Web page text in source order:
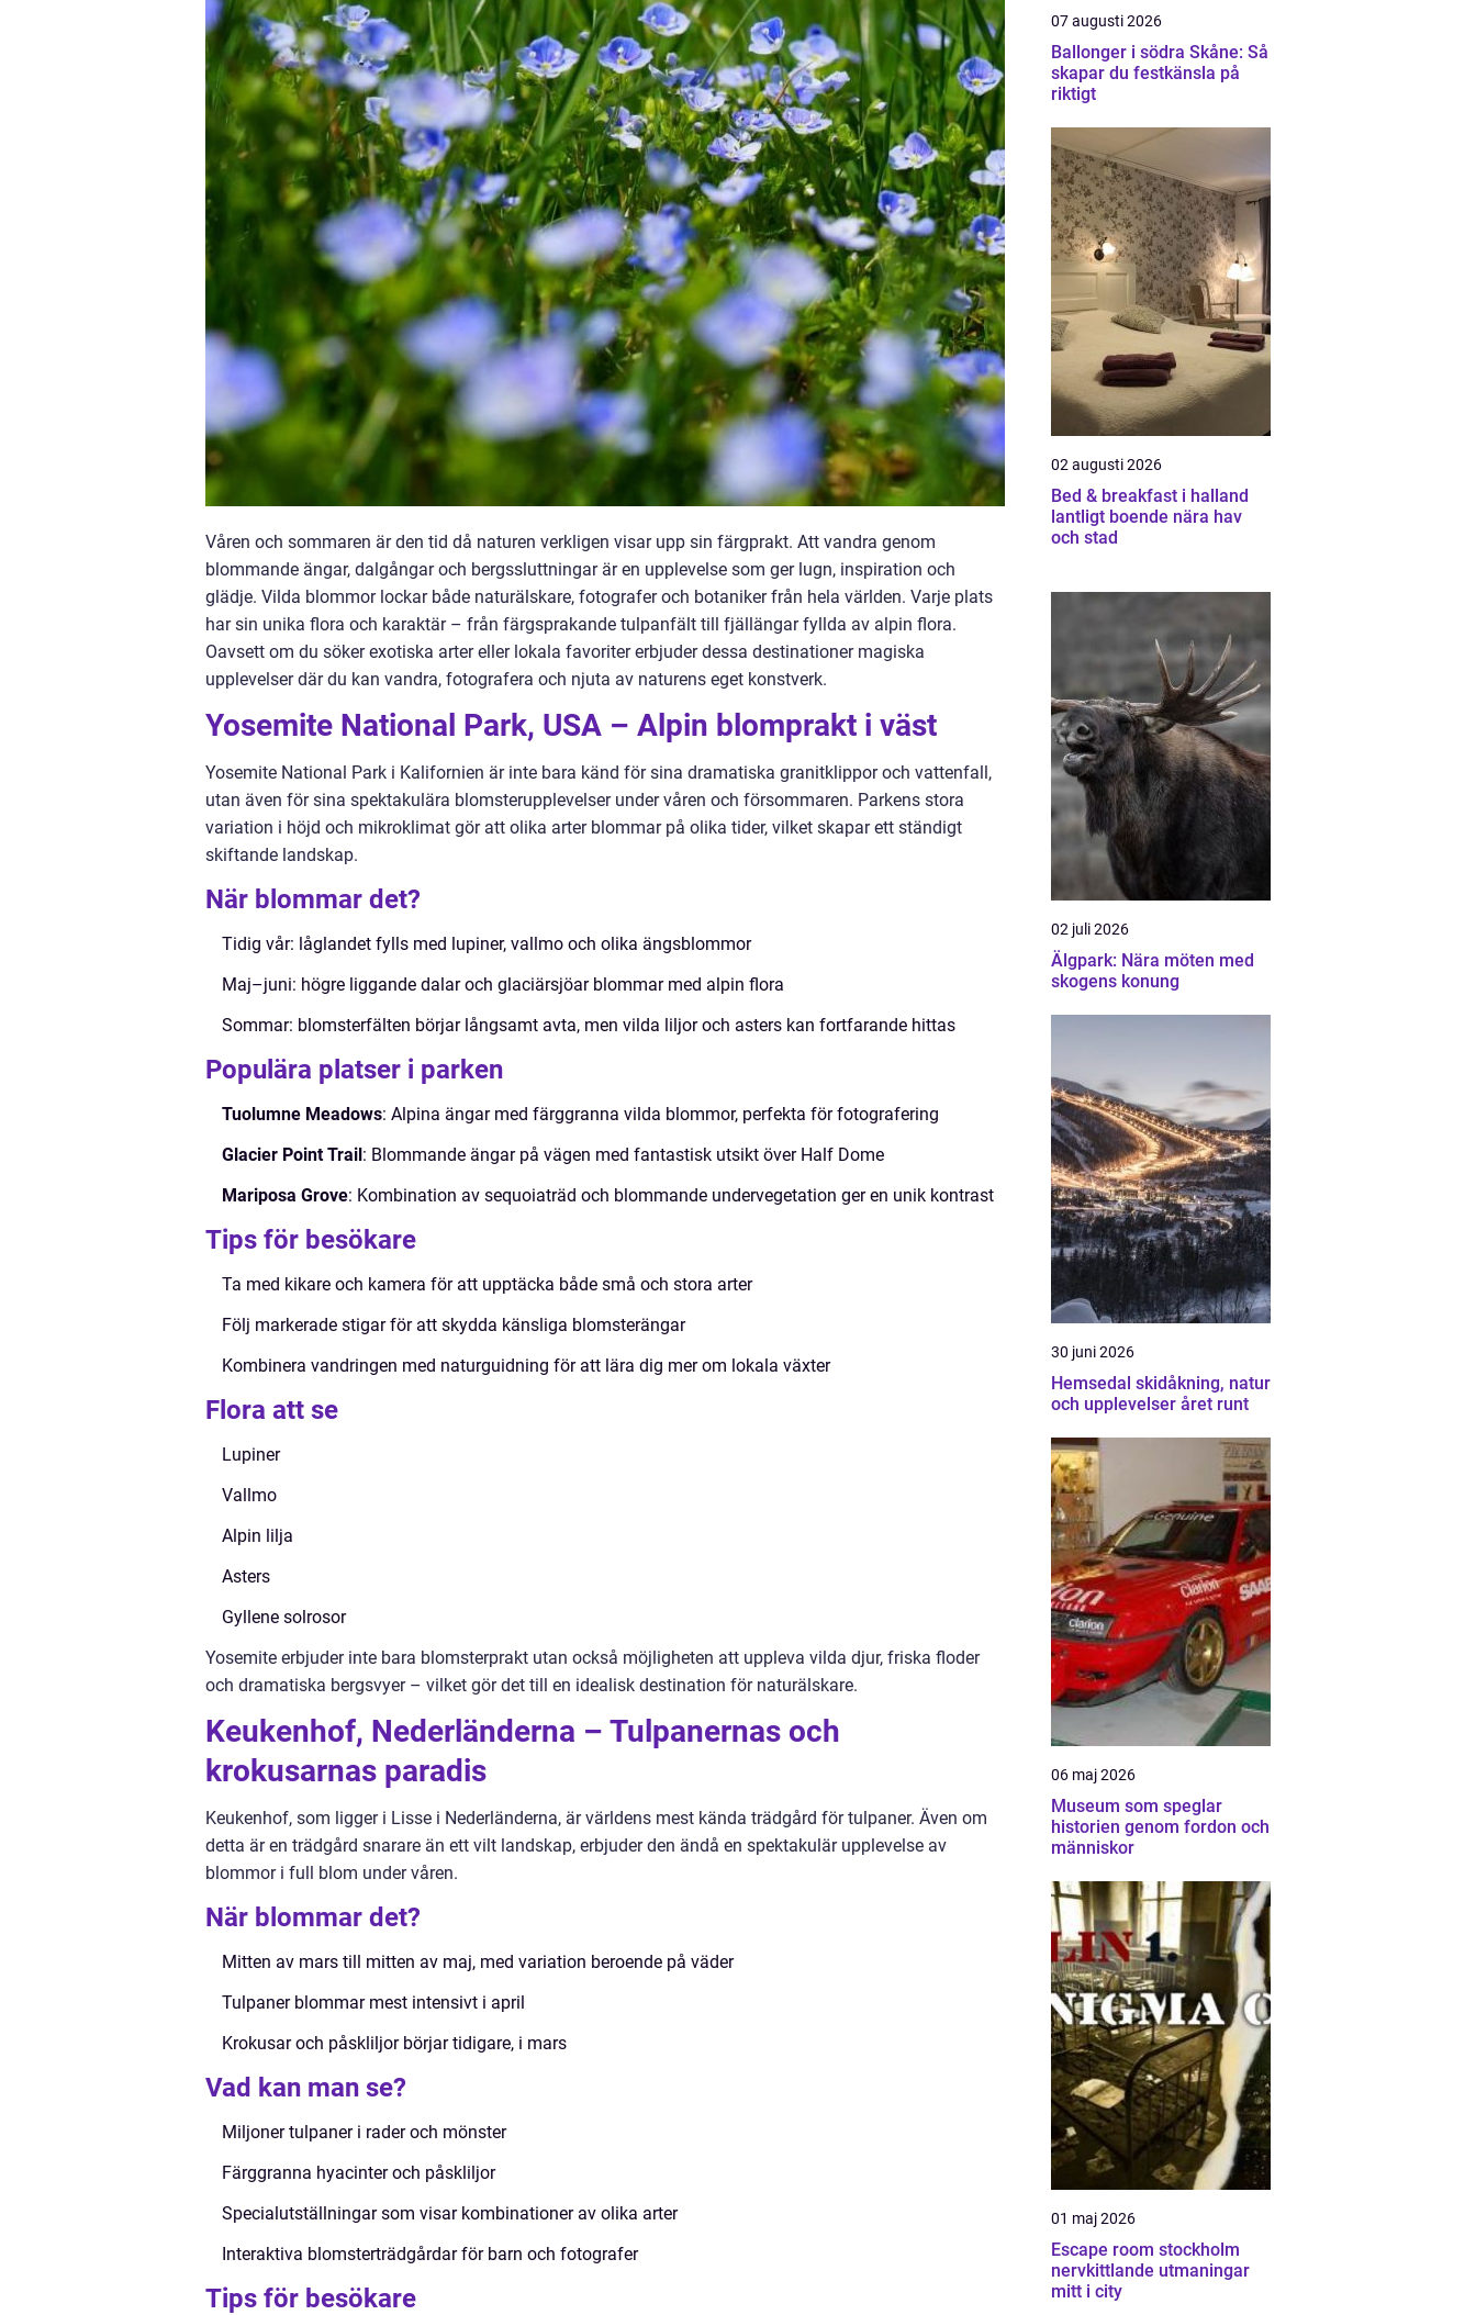
Våren och sommaren är den tid då naturen verkligen visar upp sin färgprakt. Att vandra genom
blommande ängar, dalgångar och bergssluttningar är en upplevelse som ger lugn, inspiration och
glädje. Vilda blommor lockar både naturälskare, fotografer och botaniker från hela världen. Varje plats
har sin unika flora och karaktär – från färgsprakande tulpanfält till fjällängar fyllda av alpin flora.
Oavsett om du söker exotiska arter eller lokala favoriter erbjuder dessa destinationer magiska
upplevelser där du kan vandra, fotografera och njuta av naturens eget konstverk.
Yosemite National Park, USA – Alpin blomprakt i väst
Yosemite National Park i Kalifornien är inte bara känd för sina dramatiska granitklippor och vattenfall,
utan även för sina spektakulära blomsterupplevelser under våren och försommaren. Parkens stora
variation i höjd och mikroklimat gör att olika arter blommar på olika tider, vilket skapar ett ständigt
skiftande landskap.
När blommar det?
Tidig vår: låglandet fylls med lupiner, vallmo och olika ängsblommor
Maj–juni: högre liggande dalar och glaciärsjöar blommar med alpin flora
Sommar: blomsterfälten börjar långsamt avta, men vilda liljor och asters kan fortfarande hittas
Populära platser i parken
Tuolumne Meadows: Alpina ängar med färggranna vilda blommor, perfekta för fotografering
Glacier Point Trail: Blommande ängar på vägen med fantastisk utsikt över Half Dome
Mariposa Grove: Kombination av sequoiaträd och blommande undervegetation ger en unik kontrast
Tips för besökare
Ta med kikare och kamera för att upptäcka både små och stora arter
Följ markerade stigar för att skydda känsliga blomsterängar
Kombinera vandringen med naturguidning för att lära dig mer om lokala växter
Flora att se
Lupiner
Vallmo
Alpin lilja
Asters
Gyllene solrosor
Yosemite erbjuder inte bara blomsterprakt utan också möjligheten att uppleva vilda djur, friska floder
och dramatiska bergsvyer – vilket gör det till en idealisk destination för naturälskare.
Keukenhof, Nederländerna – Tulpanernas och
krokusarnas paradis
Keukenhof, som ligger i Lisse i Nederländerna, är världens mest kända trädgård för tulpaner. Även om
detta är en trädgård snarare än ett vilt landskap, erbjuder den ändå en spektakulär upplevelse av
blommor i full blom under våren.
När blommar det?
Mitten av mars till mitten av maj, med variation beroende på väder
Tulpaner blommar mest intensivt i april
Krokusar och påskliljor börjar tidigare, i mars
Vad kan man se?
Miljoner tulpaner i rader och mönster
Färggranna hyacinter och påskliljor
Specialutställningar som visar kombinationer av olika arter
Interaktiva blomsterträdgårdar för barn och fotografer
Tips för besökare
07 augusti 2026
Ballonger i södra Skåne: Så
skapar du festkänsla på
riktigt
02 augusti 2026
Bed & breakfast i halland
lantligt boende nära hav
och stad
02 juli 2026
Älgpark: Nära möten med
skogens konung
30 juni 2026
Hemsedal skidåkning, natur
och upplevelser året runt
06 maj 2026
Museum som speglar
historien genom fordon och
människor
01 maj 2026
Escape room stockholm
nervkittlande utmaningar
mitt i city